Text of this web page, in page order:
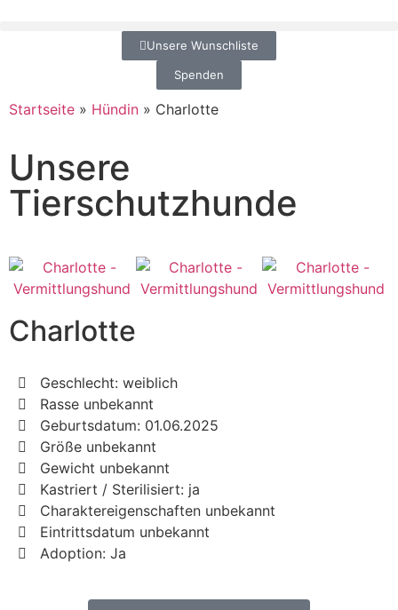
Unsere Wunschliste
Spenden
Startseite » Hündin » Charlotte
Unsere
Tierschutzhunde
Charlotte
Geschlecht: weiblich
Rasse unbekannt
Geburtsdatum: 01.06.2025
Größe unbekannt
Gewicht unbekannt
Kastriert / Sterilisiert: ja
Charaktereigenschaften unbekannt
Eintrittsdatum unbekannt
Adoption: Ja